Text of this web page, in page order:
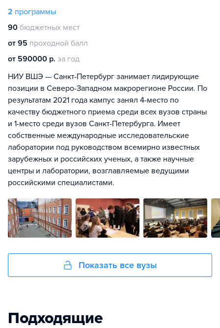
2 программы
90 бюджетных мест
от 95 проходной балл
от 590000 р. за год
НИУ ВШЭ — Санкт-Петербург занимает лидирующие
позиции в Северо-Западном макрорегионе России. По
результатам 2021 года кампус занял 4-место по
качеству бюджетного приема среди всех вузов страны
и 1-место среди вузов Санкт-Петербурга. Имеет
собственные международные исследовательские
лаборатории под руководством всемирно известных
зарубежных и российских ученых, а также научные
центры и лаборатории, возглавляемые ведущими
российскими специалистами.
Показать все вузы
Подходящие